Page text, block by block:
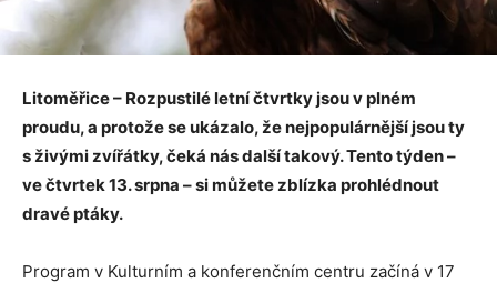
Litoměřice – Rozpustilé letní čtvrtky jsou v plném
proudu, a protože se ukázalo, že nejpopulárnější jsou ty
s živými zvířátky, čeká nás další takový. Tento týden –
ve čtvrtek 13. srpna – si můžete zblízka prohlédnout
dravé ptáky.
Program v Kulturním a konferenčním centru začíná v 17